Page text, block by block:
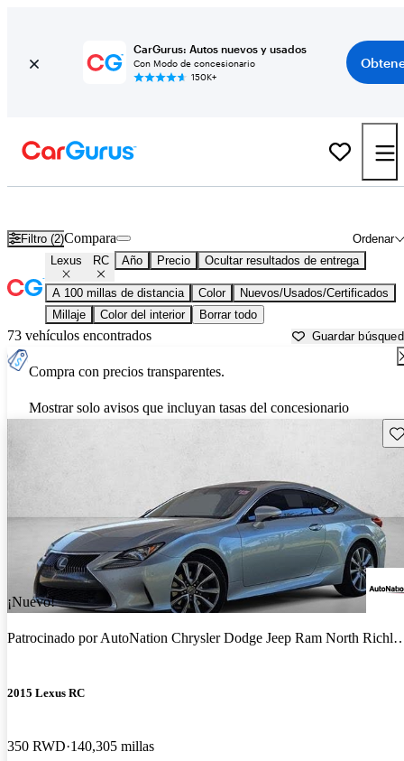
CarGurus: Autos nuevos y usados
Con Modo de concesionario
150K+
Filtro (2) Ordenar
Compara
Lexus RC Año Precio Ocultar resultados de entrega
A 100 millas de distancia Color
Nuevos/Usados/Certificados
Millaje
Color del interior Borrar todo
73 vehículos encontrados Guardar
Compra con precios transparentes.
Mostrar solo avisos que incluyan tasas del concesionario
¡Nuevo!
Patrocinado porAutoNation Chrysler Dodge Jeep Ram North Richland Hills
2015 Lexus RC
350 RWD 140,305 millas